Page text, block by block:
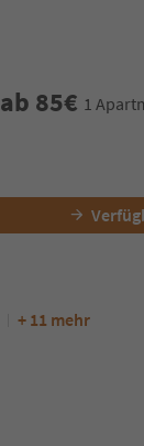
ab 85€ 1
+ 11 mehr